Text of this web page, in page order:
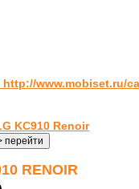
www.mobiset.ru/
KC910 Renoir
RENOIR